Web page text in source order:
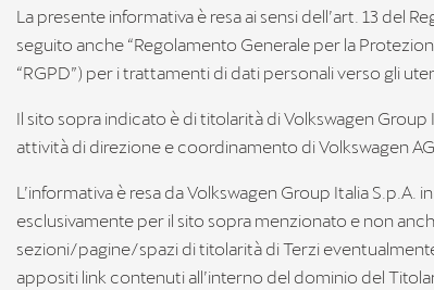
La presente informativa è resa ai sensi dell’art. 13 del
seguito anche “Regolamento Generale per la
“RGPD”) per i trattamenti di dati personali verso gli
Il sito sopra indicato è di titolarità di Volkswagen
attività di direzione e coordinamento di Volkswagen
L’informativa è resa da Volkswagen Group Italia S.p.A.
esclusivamente per il sito sopra menzionato e non
sezioni/pagine/spazi di titolarità di Terzi
appositi link contenuti all’interno del dominio del